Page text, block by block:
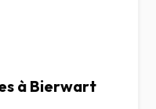
à Bierwart